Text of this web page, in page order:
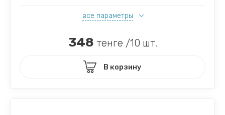
все параметры
348 тенге /10 шт.
В корзину